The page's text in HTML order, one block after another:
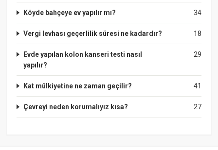
34
Köyde bahçeye ev yapılır mı?
18
Vergi levhası geçerlilik süresi ne kadardır?
29
Evde yapılan kolon kanseri testi nasıl
yapılır?
41
Kat mülkiyetine ne zaman geçilir?
27
Çevreyi neden korumalıyız kısa?